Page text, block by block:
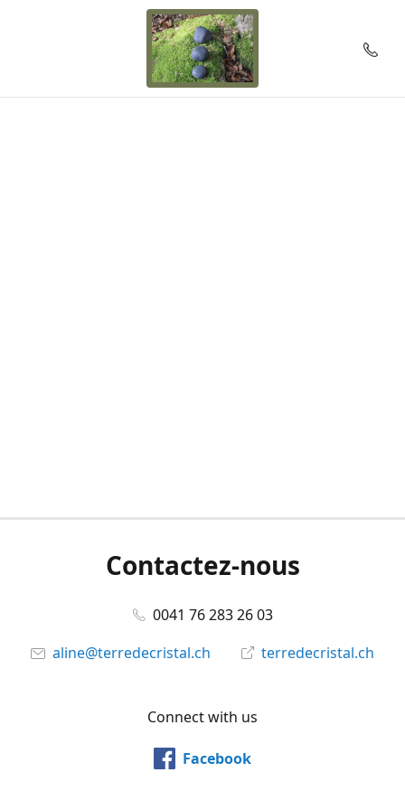
Contactez-nous
0041 76 283 26 03
aline@terredecristal.ch
terredecristal.ch
Connect with us
Facebook